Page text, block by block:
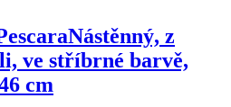
Nástěnný, z
ve stříbrné barvě,
cm